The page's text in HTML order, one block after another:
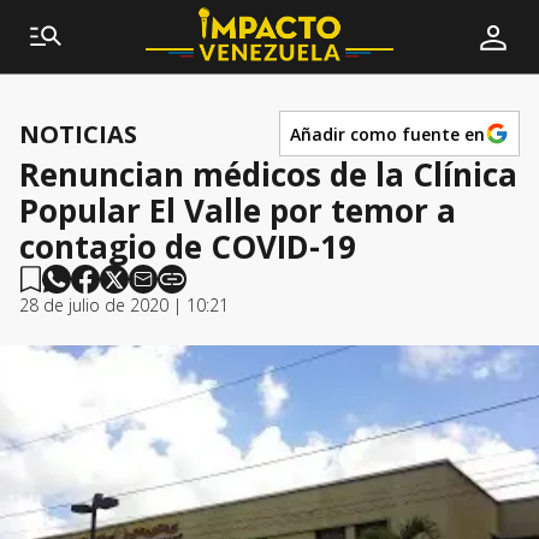
NOTICIAS Añadir como fuente en
Renuncian médicos de la Clínica
Popular El Valle por temor a
contagio de COVID-19
28 de julio de 2020 | 10:21